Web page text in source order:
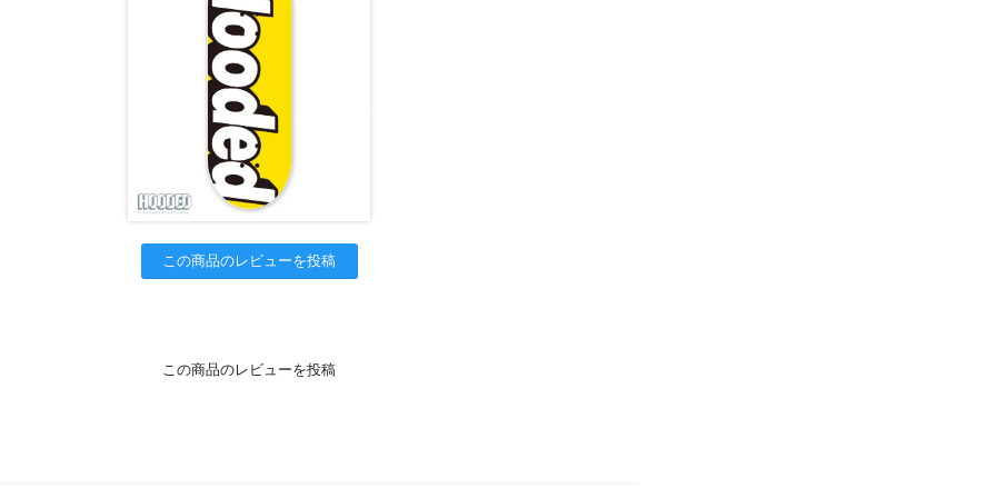
この商品のレビューを投稿
この商品のレビューを投稿